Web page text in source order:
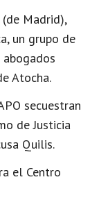
Madrid),
un grupo de
Atocha.
secuestran
de Justicia
Quilis.
el Centro